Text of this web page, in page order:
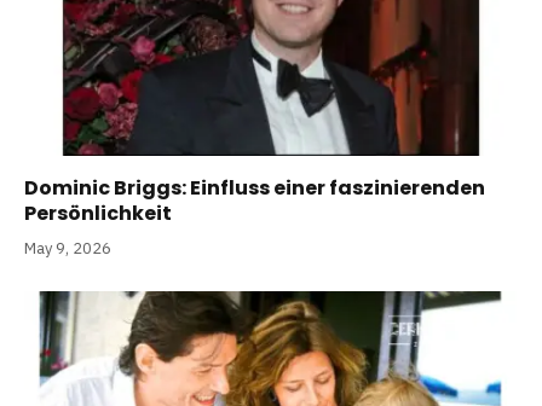
Dominic Briggs: Einfluss einer faszinierenden
Persönlichkeit
May 9, 2026